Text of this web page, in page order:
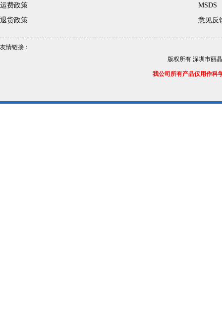
运费政策
退货政策
MSDS
意见反
友情链接：
版权所有 深圳市丽
我公司所有产品仅用作科